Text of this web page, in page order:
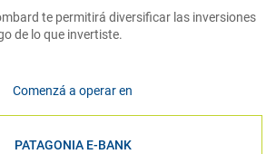
te permitirá diversificar las inversiones
de lo que invertiste.
Comenzá a operar en
PATAGONIA E-BANK